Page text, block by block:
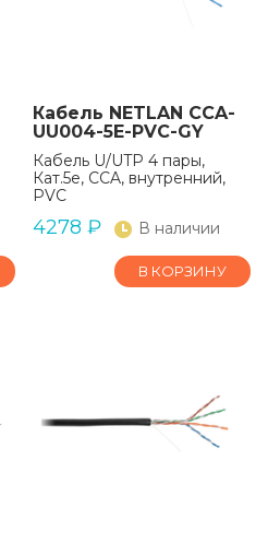
Кабель NETLAN CCA-
UU004-5E-PVC-GY
Кабель U/UTP 4 пары,
Кат.5e, CCA, внутренний,
PVC
4278 ₽ В наличии
В КОРЗИНУ